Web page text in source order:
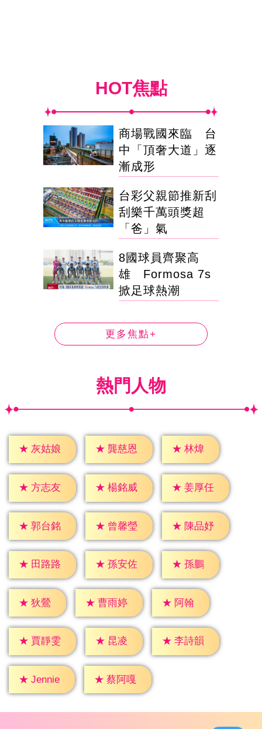
HOT焦點
商場戰國來臨 台
中「頂奢大道」逐
漸成形
台彩父親節推新刮
刮樂千萬頭獎超
「爸」氣
8國球員齊聚高
雄 Formosa 7s
掀足球熱潮
更多焦點+
熱門人物
★ 灰姑娘 ★ 龔慈恩 ★ 林煒
★ 方志友 ★ 楊銘威 ★ 姜厚任
★ 郭台銘 ★ 曾馨瑩 ★ 陳品妤
★ 田路路 ★ 孫安佐 ★ 孫鵬
★ 狄鶯 ★ 曹雨婷 ★ 阿翰
★ 賈靜雯 ★ 昆凌 ★ 李詩韻
★ Jennie ★ 蔡阿嘎